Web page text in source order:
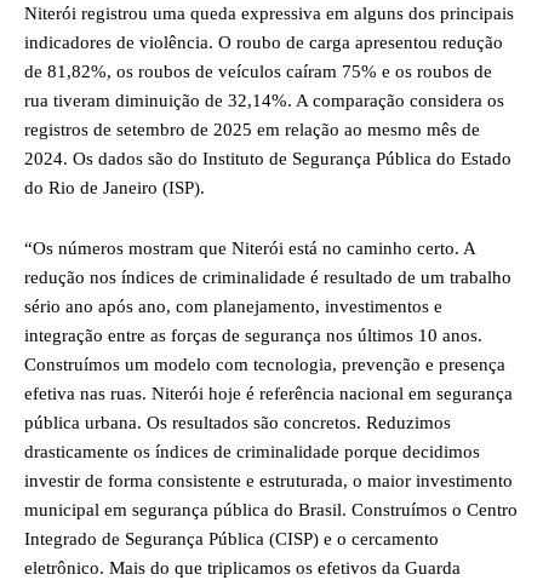
Niterói registrou uma queda expressiva em alguns dos principais
indicadores de violência. O roubo de carga apresentou redução
de 81,82%, os roubos de veículos caíram 75% e os roubos de
rua tiveram diminuição de 32,14%. A comparação considera os
registros de setembro de 2025 em relação ao mesmo mês de
2024. Os dados são do Instituto de Segurança Pública do Estado
do Rio de Janeiro (ISP).
“Os números mostram que Niterói está no caminho certo. A
redução nos índices de criminalidade é resultado de um trabalho
sério ano após ano, com planejamento, investimentos e
integração entre as forças de segurança nos últimos 10 anos.
Construímos um modelo com tecnologia, prevenção e presença
efetiva nas ruas. Niterói hoje é referência nacional em segurança
pública urbana. Os resultados são concretos. Reduzimos
drasticamente os índices de criminalidade porque decidimos
investir de forma consistente e estruturada, o maior investimento
municipal em segurança pública do Brasil. Construímos o Centro
Integrado de Segurança Pública (CISP) e o cercamento
eletrônico. Mais do que triplicamos os efetivos da Guarda